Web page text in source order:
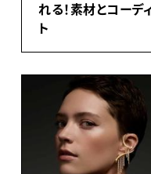
れる！素材とコーデ
ト